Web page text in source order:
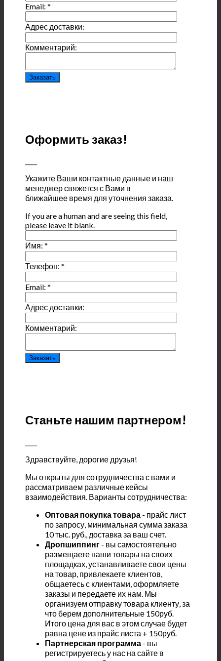
Email:*
Адрес доставки:
Комментарий:
Оформить заказ!
Укажите Ваши контактные данные и наш
менеджер свяжется с Вами в
ближайшее время для уточнения заказа.
If you are a human and are seeing this field,
please leave it blank.
Имя:*
Телефон:*
Email:*
Адрес доставки:
Комментарий:
Станьте нашим партнером!
Здравствуйте, дорогие друзья!
Мы открыты для сотрудничества с вами и
рассматриваем различные кейсы
взаимодействия. Варианты сотрудничества:
Оптовая покупка товара - прайс лист
по запросу, минимальная сумма заказа
10 тыс. руб., доставка за ваш счет.
Дропшиппинг - вы самостоятельно
размещаете наши товары на своих
площадках, устанавливаете свои цены
на товар, привлекаете клиентов,
общаетесь с клиентами, оформляете
заказы и передаете их нам. Мы
организуем отправку товара клиенту, за
что берем дополнительные 150руб.
Итого цена для вас в этом случае будет
равна цене из прайс листа + 150руб.
Партнерская программа - вы
регистрируетесь у нас на сайте в